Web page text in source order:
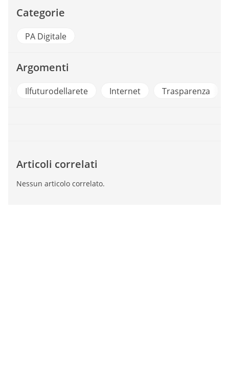
Categorie
PA Digitale
Argomenti
Ilfuturodellarete Internet Trasparenza
Articoli correlati
Nessun articolo correlato.